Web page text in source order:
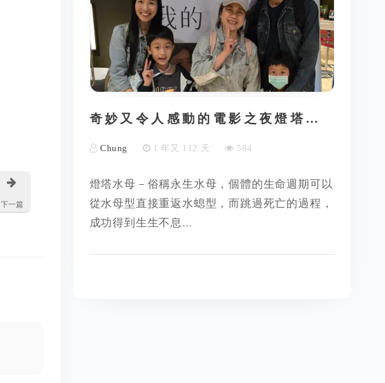
下一篇
奇妙又令人感動的電影之夜燈塔…
Chung 1 年又 112 天 584
燈塔水母－俗稱永生水母，個體的生命週期可以
從水母型直接重返水螅型，而跳過死亡的過程，
成功得到生生不息...